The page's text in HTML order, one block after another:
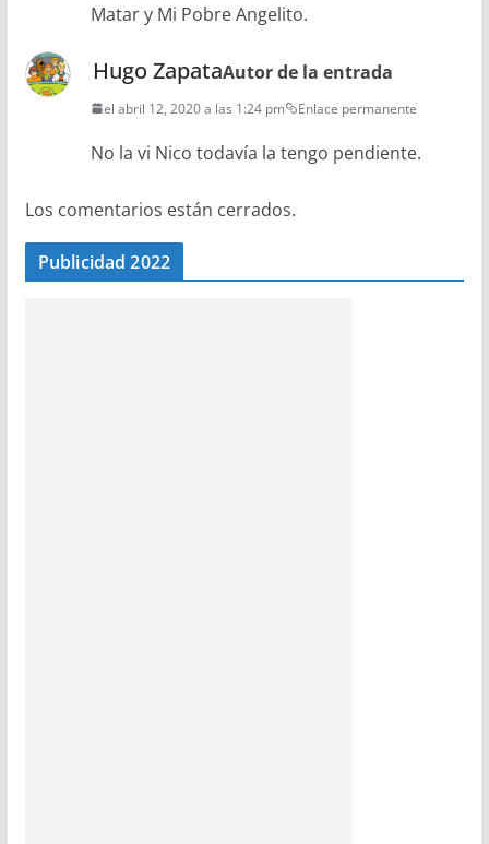
Matar y Mi Pobre Angelito.
Hugo ZapataAutor de la entrada
el abril 12, 2020 a las 1:24 pm Enlace permanente
No la vi Nico todavía la tengo pendiente.
Los comentarios están cerrados.
Publicidad 2022